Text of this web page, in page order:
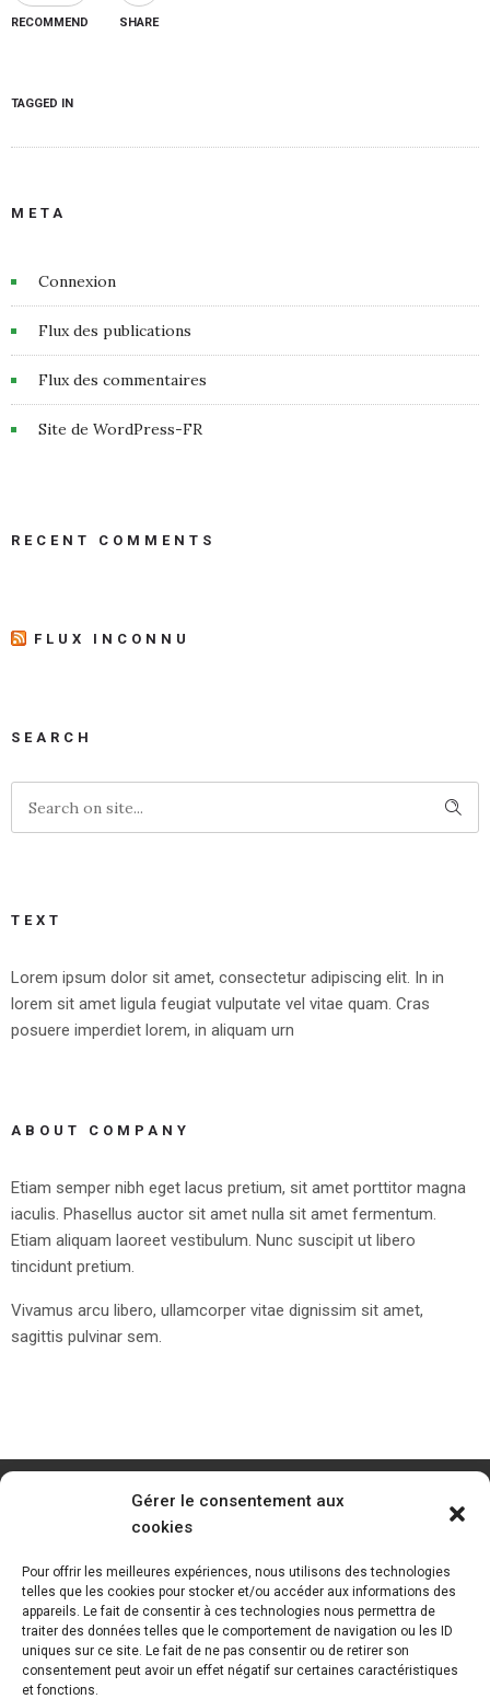
Gérer le consentement aux
cookies
Pour offrir les meilleures expériences, nous utilisons des technologies
telles que les cookies pour stocker et/ou accéder aux informations des
appareils. Le fait de consentir à ces technologies nous permettra de
traiter des données telles que le comportement de navigation ou les ID
uniques sur ce site. Le fait de ne pas consentir ou de retirer son
consentement peut avoir un effet négatif sur certaines caractéristiques
et fonctions.
RECOMMEND SHARE
TAGGED IN
META
Connexion
Flux des publications
Flux des commentaires
Site de WordPress-FR
RECENT COMMENTS
FLUX INCONNU
SEARCH
TEXT
Lorem ipsum dolor sit amet, consectetur adipiscing elit. In in
lorem sit amet ligula feugiat vulputate vel vitae quam. Cras
posuere imperdiet lorem, in aliquam urn
ABOUT COMPANY
Etiam semper nibh eget lacus pretium, sit amet porttitor magna
iaculis. Phasellus auctor sit amet nulla sit amet fermentum.
Etiam aliquam laoreet vestibulum. Nunc suscipit ut libero
tincidunt pretium.
Vivamus arcu libero, ullamcorper vitae dignissim sit amet,
sagittis pulvinar sem.